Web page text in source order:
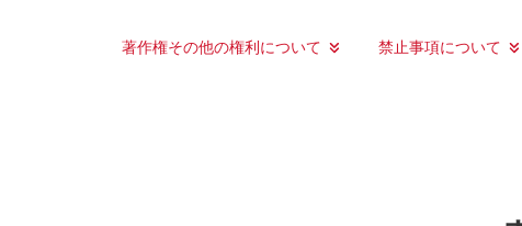
著作権その他の権利について 禁止事項について